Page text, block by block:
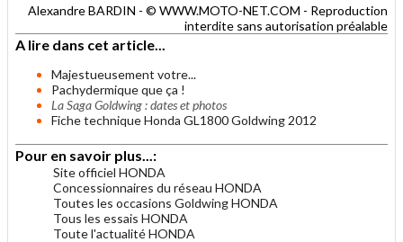
Alexandre BARDIN - © WWW.MOTO-NET.COM - Reproduction
interdite sans autorisation préalable
A lire dans cet article...
Majestueusement votre...
Pachydermique que ça !
La Saga Goldwing : dates et photos
Fiche technique Honda GL1800 Goldwing 2012
Pour en savoir plus...:
Site officiel HONDA
Concessionnaires du réseau HONDA
Toutes les occasions Goldwing HONDA
Tous les essais HONDA
Toute l'actualité HONDA